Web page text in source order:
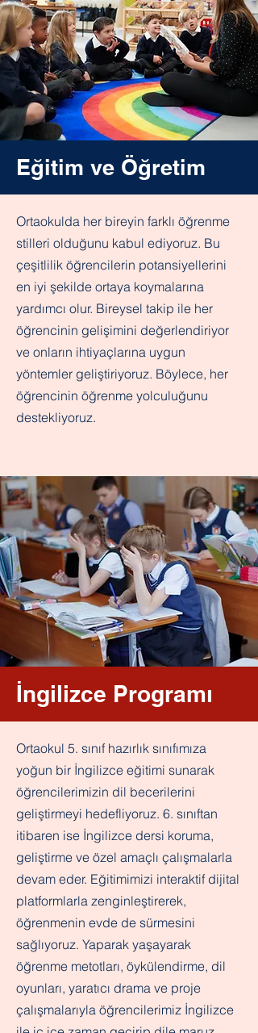
Eğitim ve Öğretim
Ortaokulda her bireyin farklı öğrenme
stilleri olduğunu kabul ediyoruz. Bu
çeşitlilik öğrencilerin potansiyellerini
en iyi şekilde ortaya koymalarına
yardımcı olur. Bireysel takip ile her
öğrencinin gelişimini değerlendiriyor
ve onların ihtiyaçlarına uygun
yöntemler geliştiriyoruz. Böylece, her
öğrencinin öğrenme yolculuğunu
destekliyoruz.
İngilizce Programı
Ortaokul 5. sınıf hazırlık sınıfımıza
yoğun bir İngilizce eğitimi sunarak
öğrencilerimizin dil becerilerini
geliştirmeyi hedefliyoruz. 6. sınıftan
itibaren ise İngilizce dersi koruma,
geliştirme ve özel amaçlı çalışmalarla
devam eder. Eğitimimizi interaktif dijital
platformlarla zenginleştirerek,
öğrenmenin evde de sürmesini
sağlıyoruz. Yaparak yaşayarak
öğrenme metotları, öykülendirme, dil
oyunları, yaratıcı drama ve proje
çalışmalarıyla öğrencilerimiz İngilizce